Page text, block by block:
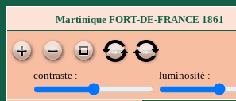
Martinique FORT-DE-FRANCE 1861
contraste : luminosité :